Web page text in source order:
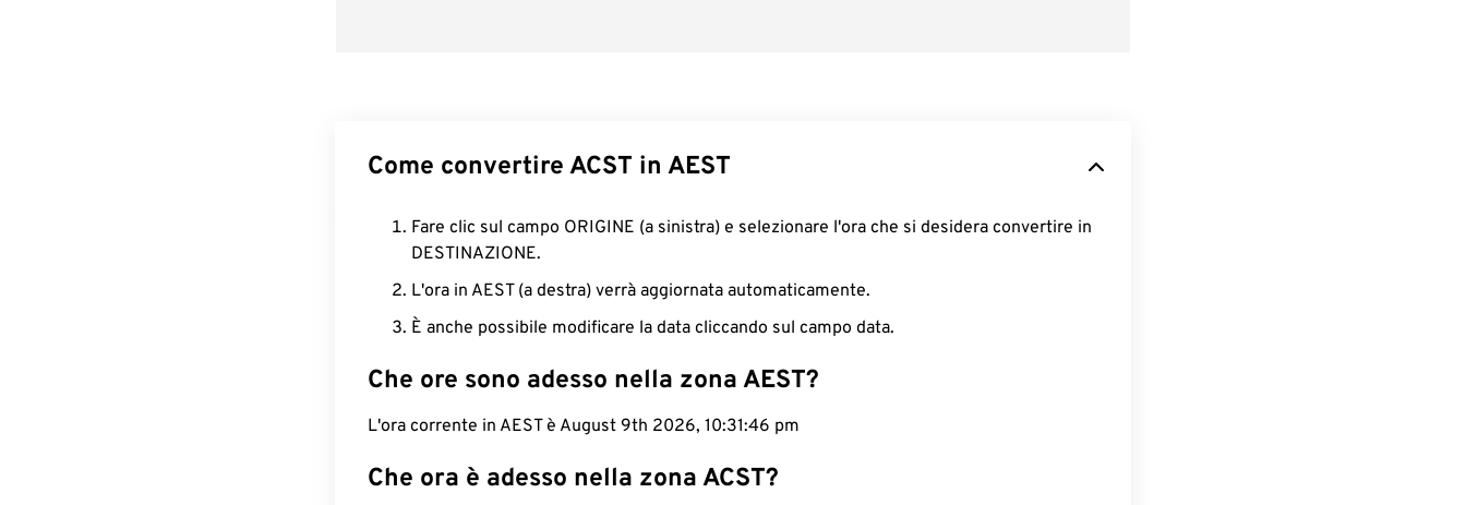
Come convertire ACST in AEST
Fare clic sul campo ORIGINE (a sinistra) e selezionare l'ora che si desidera convertire in
DESTINAZIONE.
L'ora in AEST (a destra) verrà aggiornata automaticamente.
È anche possibile modificare la data cliccando sul campo data.
Che ore sono adesso nella zona AEST?
L'ora corrente in AEST è August 9th 2026, 10:31:47 pm
Che ora è adesso nella zona ACST?